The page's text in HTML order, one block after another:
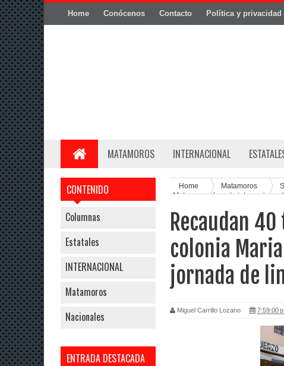
Home Conócenos Contacto Política y privacidad
MATAMOROS INTERNACIONAL
CONTENIDO
Columnas
Estatales
INTERNACIONAL
Matamoros
Nacionales
ENTRADA DESTACADA
Home Matamoros
Matamoros durante intensa
Recaudan
colonia
jornada de
Miguel Carrillo Lozano 7:59:00